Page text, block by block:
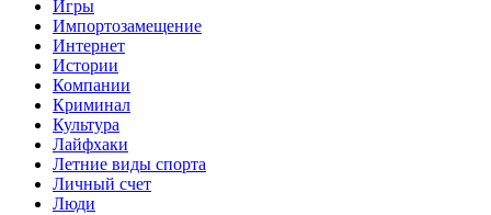
Игры
Импортозамещение
Интернет
Истории
Компании
Криминал
Культура
Лайфхаки
Летние виды спорта
Личный счет
Люди